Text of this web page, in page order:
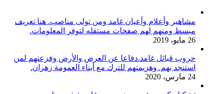
مشاهير وأعلام وأعيان غامد ومن تولى مناصب. هنا تعريف
مبسط ومنهم لهم صفحات مستقله لتوفر المعلومات.
26 مايو، 2019
حروب قبائل غامد.دفاعا عن العرض والأرض وفزعتهم لمن
استنجد بهم. وهزيمتهم للترك مع أبناء العمومة زهران.
24 مارس، 2020